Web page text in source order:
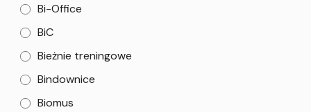
Bi-Office
BiC
Bieżnie treningowe
Bindownice
Biomus